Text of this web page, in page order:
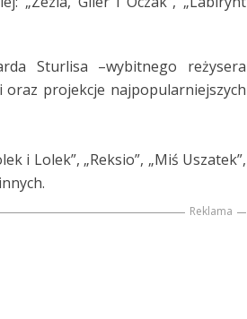
Sturlisa –wybitnego reżysera
oraz projekcje najpopularniejszych
i Lolek”, „Reksio”, „Miś Uszatek”,
Reklama